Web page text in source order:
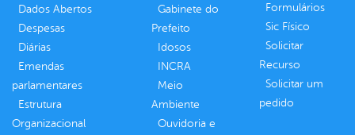
Dados Abertos
Despesas
Diárias
Emendas
parlamentares
Estrutura
Organizacional
Gabinete do
Prefeito
Idosos
INCRA
Meio
Ambiente
Ouvidoria e
Formulários
Sic Físico
Solicitar
Recurso
Solicitar um
pedido